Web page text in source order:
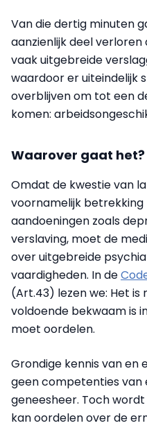
Van die dertig minuten
aanzienlijk deel
vaak uitgebreide
waardoor er uiteindelijk
overblijven om tot een
komen:
Waarover gaat
Omdat de kwestie van
voornamelijk
aandoeningen zoals
verslaving, moet de
over uitgebreide
vaardigheden. In de
(Art.43) lezen we: Het
voldoende bekwaam is
moet oordelen.
Grondige kennis van en
geen competenties van
geneesheer. Toch
kan oordelen over de